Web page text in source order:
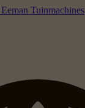
Eeman Tuinmachines